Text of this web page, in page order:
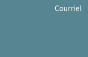
Courriel